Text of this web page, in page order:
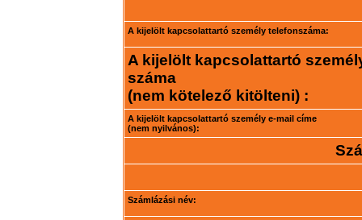
A kijelölt kapcsolattartó személy telefonszáma:
A kijelölt kapcsolattartó
száma
(nem kötelező kitölteni) :
A kijelölt kapcsolattartó személy e-mail címe
(nem nyilvános):
Számlázási név: